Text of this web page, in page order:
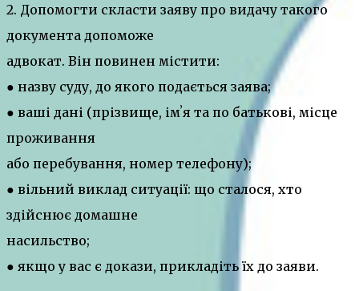
2. Допомогти скласти заяву про видачу такого
документа допоможе
адвокат. Він повинен містити:
● назву суду, до якого подається заява;
● ваші дані (прізвище, імʼя та по батькові, місце
проживання
або перебування, номер телефону);
● вільний виклад ситуації: що сталося, хто
здійснює домашне
насильство;
● якщо у вас є докази, прикладіть їх до заяви.